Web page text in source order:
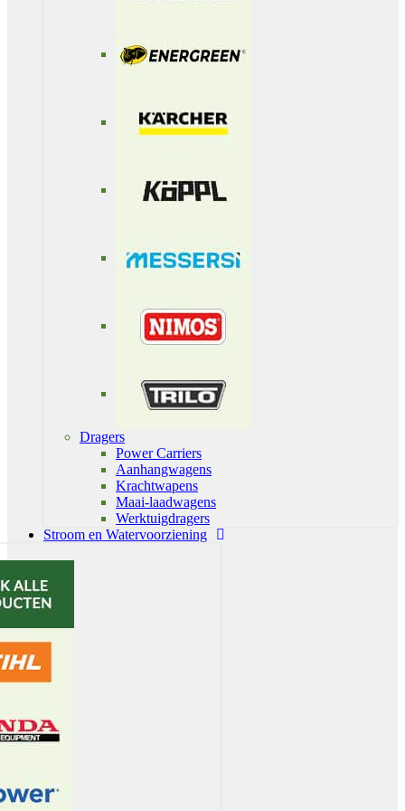
Dragers
Power Carriers
Aanhangwagens
Krachtwapens
Maai-laadwagens
Werktuigdragers
Stroom en Watervoorziening